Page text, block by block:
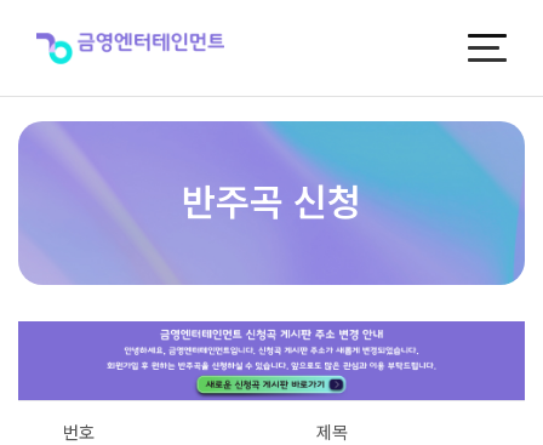
반주곡 신청
번호 제목